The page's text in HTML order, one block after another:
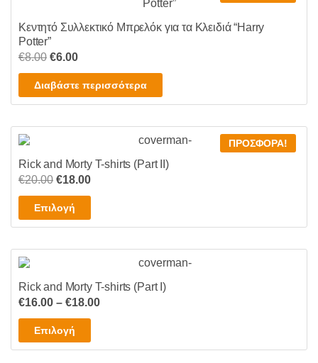
Κεντητό Συλλεκτικό Μπρελόκ για τα Κλειδιά “Harry
Potter”
€8.00 Original
price
was:
€8.00.
€6.00Η
τρέχουσα
τιμή
είναι:
€6.00.
Διαβάστε περισσότερα
ΠΡΟΣΦΟΡΆ!
Rick and Morty T-shirts (Part II)
€20.00 Original
price
was:
€20.00.
€18.00Η
τρέχουσα
είναι:
€18.00.
Επιλογή
το
παραλλαγές.
Οι
επιλογές
μπορούν
Rick and Morty T-shirts (Part I)
€16.00 – €18.00Price
through
Επιλογή
το